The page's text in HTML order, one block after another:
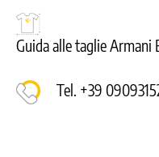
Guida alle taglie Armani
Tel. +39